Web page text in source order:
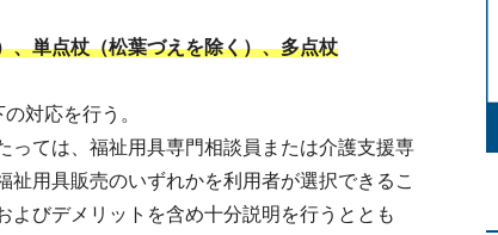
、単点杖（松葉づえを除く）、多点杖
対応を行う。
っては、福祉用具専門相談員または介護支援専
用具販売のいずれかを利用者が選択できるこ
よびデメリットを含め十分説明を行うととも